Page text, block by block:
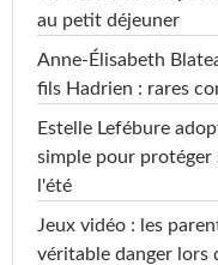
au petit déjeuner
Anne-Élisabeth
fils Hadrien : rares
Estelle Lefébure
simple pour protéger
l'été
Jeux vidéo : les
véritable danger lors